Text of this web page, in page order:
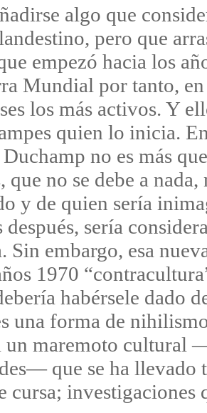
algo que
pero que
empezó hacia los
Mundial por tanto,
los más activos. Y
quien lo inicia.
no es más
que no se debe a
y de quien sería
después, sería
Sin embargo, esa
1970
habérsele dado
una forma de
un maremoto cultural
que se ha llevado
cursa; investigaciones